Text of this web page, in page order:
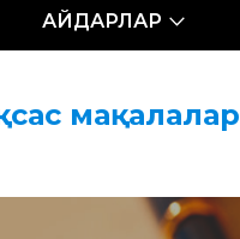
АЙДАРЛАР
мақалалар